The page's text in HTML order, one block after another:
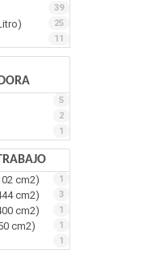
39
25
11
5
2
1
cm2) 1
cm2) 3
cm2) 1
cm2) 1
1